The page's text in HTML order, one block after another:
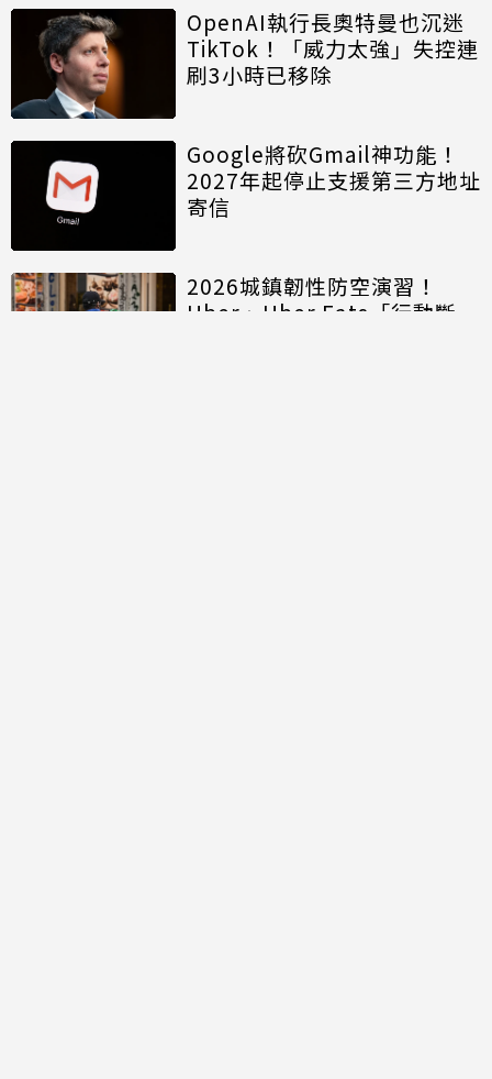
OpenAI執行長奧特曼也沉迷
TikTok！「威力太強」失控連
刷3小時已移除
Google將砍Gmail神功能！
2027年起停止支援第三方地址
寄信
2026城鎮韌性防空演習！
Uber、Uber Eats「行動斷